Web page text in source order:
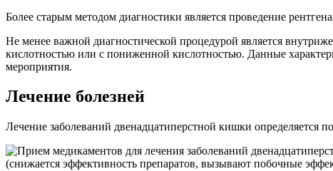
Более старым методом диагностики является проведение
Не менее важной диагностической процедурой является
кислотностью или с пониженной кислотностью. Данные
мероприятия.
Лечение болезней
Лечение заболеваний двенадцатиперстной кишки определяется
(снижается эффективность препаратов, вызывают побочные